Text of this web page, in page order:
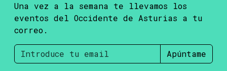
Una vez a la semana te llevamos los
eventos del Occidente de Asturias a tu
correo.
Apúntame